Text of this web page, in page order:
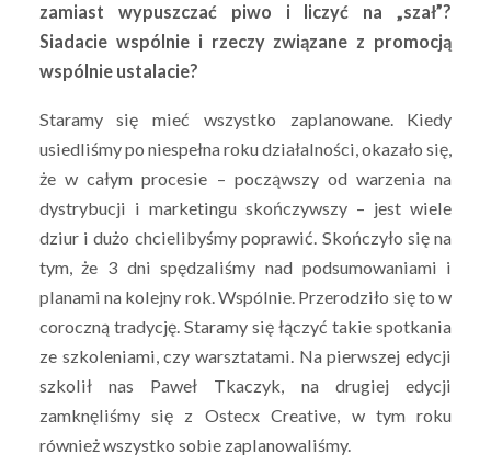
zamiast wypuszczać piwo i liczyć na „szał”?
Siadacie wspólnie i rzeczy związane z promocją
wspólnie ustalacie?
Staramy się mieć wszystko zaplanowane. Kiedy
usiedliśmy po niespełna roku działalności, okazało się,
że w całym procesie – począwszy od warzenia na
dystrybucji i marketingu skończywszy – jest wiele
dziur i dużo chcielibyśmy poprawić. Skończyło się na
tym, że 3 dni spędzaliśmy nad podsumowaniami i
planami na kolejny rok. Wspólnie. Przerodziło się to w
coroczną tradycję. Staramy się łączyć takie spotkania
ze szkoleniami, czy warsztatami. Na pierwszej edycji
szkolił nas Paweł Tkaczyk, na drugiej edycji
zamknęliśmy się z Ostecx Creative, w tym roku
również wszystko sobie zaplanowaliśmy.